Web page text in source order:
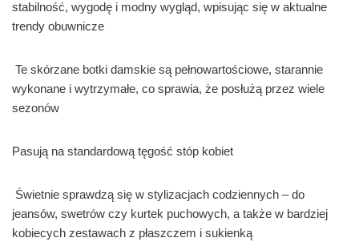
stabilność, wygodę i modny wygląd, wpisując się w aktualne
trendy obuwnicze
Te skórzane botki damskie są pełnowartościowe, starannie
wykonane i wytrzymałe, co sprawia, że posłużą przez wiele
sezonów
Pasują na standardową tęgość stóp kobiet
Świetnie sprawdzą się w stylizacjach codziennych – do
jeansów, swetrów czy kurtek puchowych, a także w bardziej
kobiecych zestawach z płaszczem i sukienką